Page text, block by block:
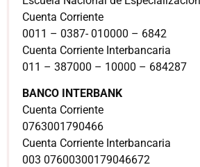
Cuenta Corriente
0011 – 0387- 010000 – 6842
Cuenta Corriente Interbancaria
011 – 387000 – 10000 – 684287
BANCO INTERBANK
Cuenta Corriente
0763001790466
Cuenta Corriente Interbancaria
003 07600300179046672